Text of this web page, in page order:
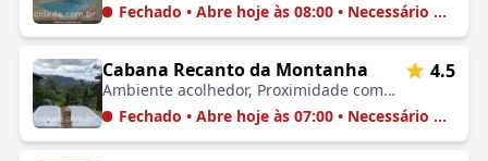
Fechado • Abre hoje às 08:00 • Necessário Agendar
Cabana Recanto da Montanha
Ambiente acolhedor, Proximidade com a natureza, Vistas deslumbrantes, Trilhas para caminhadas, Perto de cachoeiras, Ideal para famílias, Refúgio tranquilo
4.5
Fechado • Abre hoje às 07:00 • Necessário Agendar